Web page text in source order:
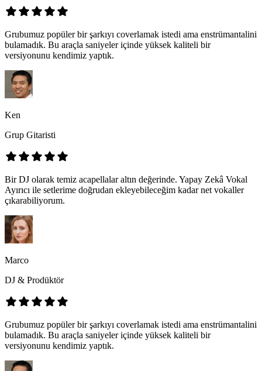
Grubumuz popüler bir şarkıyı coverlamak istedi ama enstrümantalini
bulamadık. Bu araçla saniyeler içinde yüksek kaliteli bir
versiyonunu kendimiz yaptık.
Ken
Grup Gitaristi
Bir DJ olarak temiz acapellalar altın değerinde. Yapay Zekâ Vokal
Ayırıcı ile setlerime doğrudan ekleyebileceğim kadar net vokaller
çıkarabiliyorum.
Marco
DJ & Prodüktör
Grubumuz popüler bir şarkıyı coverlamak istedi ama enstrümantalini
bulamadık. Bu araçla saniyeler içinde yüksek kaliteli bir
versiyonunu kendimiz yaptık.